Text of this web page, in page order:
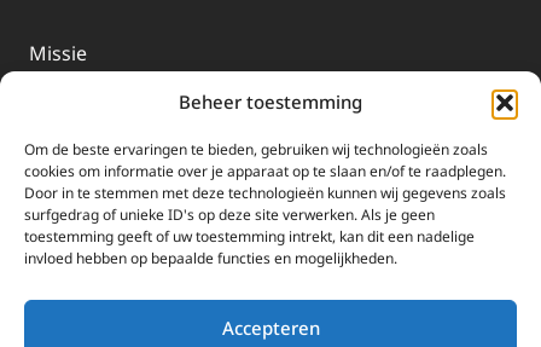
Beheer toestemming
Om de beste ervaringen te bieden, gebruiken wij technologieën zoals
cookies om informatie over je apparaat op te slaan en/of te raadplegen.
Door in te stemmen met deze technologieën kunnen wij gegevens zoals
surfgedrag of unieke ID's op deze site verwerken. Als je geen
toestemming geeft of uw toestemming intrekt, kan dit een nadelige
invloed hebben op bepaalde functies en mogelijkheden.
Accepteren
Missie
EWTN-Team
Organisatiegegevens
Doneren
EWTN wordt uitsluitend gefinancierd door uw donaties.
Wij ontvangen bewust geen advertentie-inkomsten of